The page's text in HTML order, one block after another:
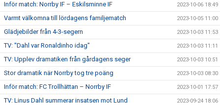
Inför match: Norrby IF – Eskilsminne IF 2023-10-06 18:49
Varmt välkomna till lördagens familjematch 2023-10-05 11:00
Glädjebilder från 4-3-segern 2023-10-03 11:53
TV: "Dahl var Ronaldinho idag" 2023-10-03 11:11
TV: Upplev dramatiken från gårdagens seger 2023-10-03 10:51
Stor dramatik när Norrby tog tre poäng 2023-10-03 08:30
Inför match: FC Trollhättan – Norrby IF 2023-10-01 17:57
TV: Linus Dahl summerar insatsen mot Lund 2023-09-24 18:06